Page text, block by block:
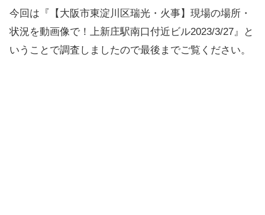
今回は『【大阪市東淀川区瑞光・火事】現場の場所・
状況を動画像で！上新庄駅南口付近ビル2023/3/27』と
いうことで調査しましたので最後までご覧ください。